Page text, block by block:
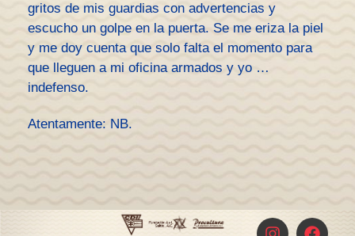
gritos de mis guardias con advertencias y
escucho un golpe en la puerta. Se me eriza la piel
y me doy cuenta que solo falta el momento para
que lleguen a mi oficina armados y yo …
indefenso.
Atentamente: NB.